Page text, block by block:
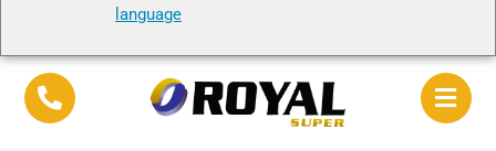
language